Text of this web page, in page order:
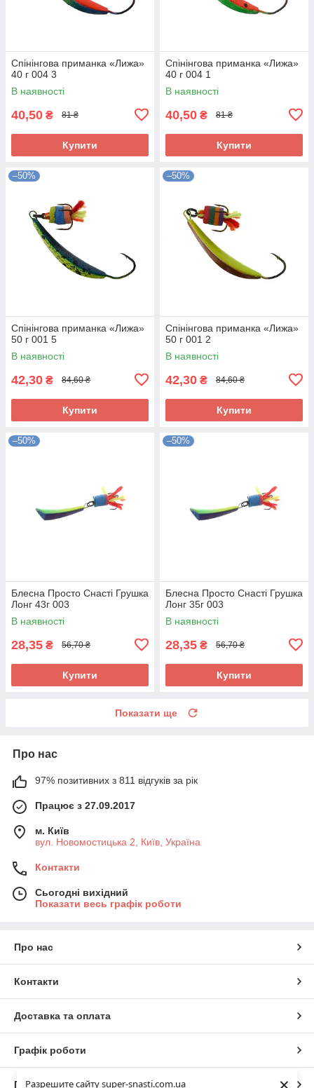
Разрешите сайту super-snasti.com.ua
Спінінгова приманка «Лижа»
40 г 004 3
В наявності
40,50 ₴ 81 ₴
Купити
Спінінгова приманка «Лижа»
40 г 004 1
В наявності
40,50 ₴ 81 ₴
Купити
–50%
Спінінгова приманка «Лижа»
50 г 001 5
В наявності
42,30 ₴ 84,60 ₴
Купити
–50%
Спінінгова приманка «Лижа»
50 г 001 2
В наявності
42,30 ₴ 84,60 ₴
Купити
–50%
Блесна Просто Снасті Грушка
Лонг 43г 003
В наявності
28,35 ₴ 56,70 ₴
Купити
–50%
Блесна Просто Снасті Грушка
Лонг 35г 003
В наявності
28,35 ₴ 56,70 ₴
Купити
Показати ще
Про нас
97% позитивних з 811 відгуків за рік
Працює з 27.09.2017
м. Київ
вул. Новомостицька 2, Київ, Україна
Контакти
Сьогодні вихідний
Показати весь графік роботи
Про нас
Контакти
Доставка та оплата
Графік роботи
Повна версія сайту